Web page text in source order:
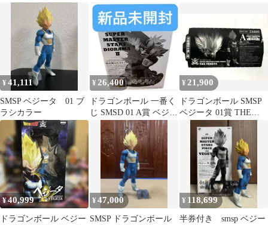
じ SMSP孫悟空
¥41,111
SMSP ベジータ 01 ブ
ラシカラー
¥ 26,400
ドラゴンボール 一番く
じ SMSD 01 A賞 ベジー
タ＆トランクス 未開封
¥ 21,900
ドラゴンボール SMSP
ベジータ 01賞 THE
¥40,999
ドラゴンボール ベジー
¥47,000
SMSP ドラゴンボール
¥ 118,699
半券付き smsp ベジー